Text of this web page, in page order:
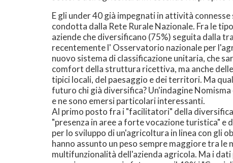
E gli under 40 già impegnati in attività
condotta dalla Rete Rurale Nazionale. Fra le
aziende che diversificano (75%) seguita dalla
recentemente l' Osservatorio nazionale per
nuovo sistema di classificazione unitaria, che
comfort della struttura ricettiva, ma anche
tipici locali, del paesaggio e dei territori. Ma
futuro chi già diversifica? Un'indagine
e ne sono emersi particolari interessanti.
Al primo posto fra i "facilitatori" della
"presenza in aree a forte vocazione turistica" e
per lo sviluppo di un'agricoltura in linea con
hanno assunto un peso sempre maggiore tra
multifunzionalità dell'azienda agricola. Ma i